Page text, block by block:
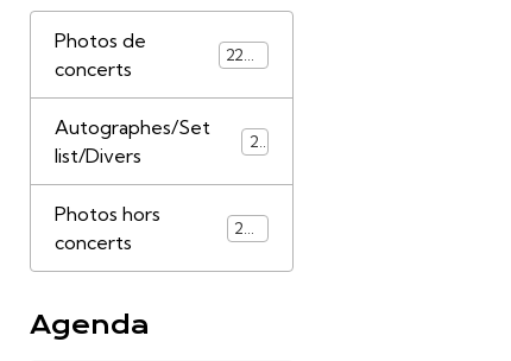
Photos de
concerts
2285
Autographes/Set
list/Divers
21
Photos hors
concerts
253
Agenda